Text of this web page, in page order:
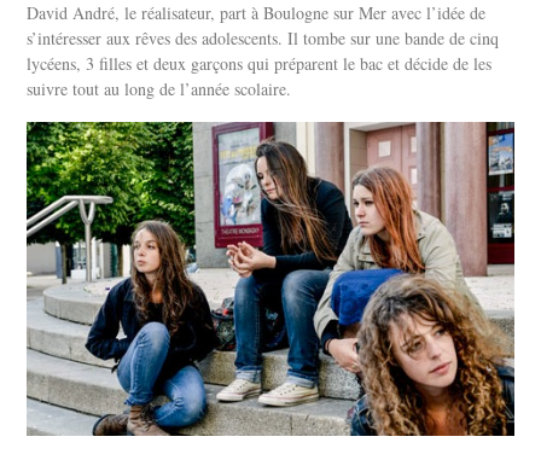
David André, le réalisateur, part à Boulogne sur Mer avec l’idée de
s’intéresser aux rêves des adolescents. Il tombe sur une bande de cinq
lycéens, 3 filles et deux garçons qui préparent le bac et décide de les
suivre tout au long de l’année scolaire.